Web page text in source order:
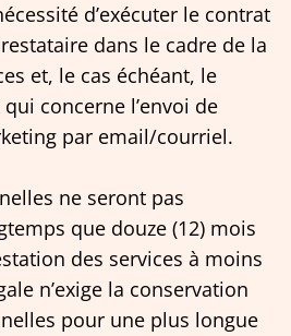
d’exécuter le contrat
dans le cadre de la
et, le cas échéant, le
concerne l’envoi de
par email/courriel.
ne seront pas
que douze (12) mois
des services à moins
n’exige la conservation
pour une plus longue